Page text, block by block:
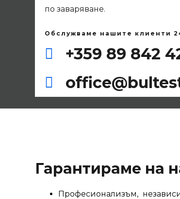
по заваряване.
Обслужваме нашите клиенти
+359 89 842
Гарантираме на
Професионализъм,